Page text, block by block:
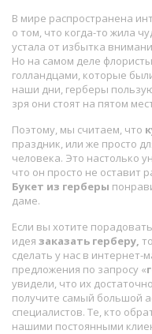
В мире распространена
о том, что когда-то жила
устала от избытка
Но на самом деле
голландцами, которые
наши дни, герберы
зря они стоят на пятом
Поэтому, мы считаем, что
праздник, или же просто
человека. Это настолько
что он просто не оставит
Букет из герберы
даме.
Если вы хотите
идея заказать герберу,
сделать у нас в интернет-
предложения по запросу «
увидели, что их
получите самый большой
специалистов. Те, кто
нашими постоянными